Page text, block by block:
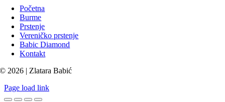
Početna
Burme
Prstenje
Vereničko prstenje
Babic Diamond
Kontakt
© 2026 | Zlatara Babić
Page load link